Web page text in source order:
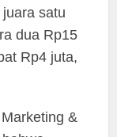
satu
dua Rp15
Rp4 juta,
&